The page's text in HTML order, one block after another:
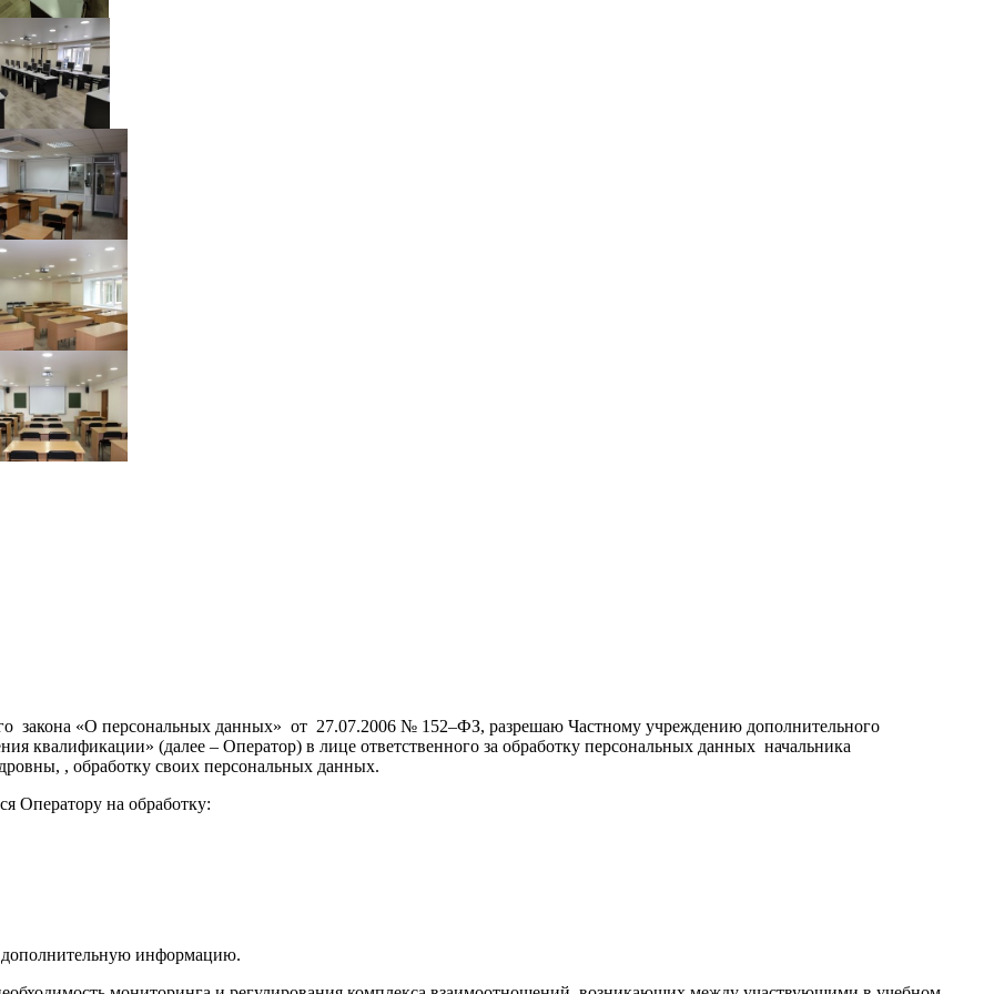
закона «О персональных данных» от 27.07.2006 № 152–ФЗ, разрешаю Частному учреждению дополнительного
квалификации» (далее – Оператор) в лице ответственного за обработку персональных данных начальника
, обработку своих персональных данных.
Оператору на обработку:
дополнительную информацию.